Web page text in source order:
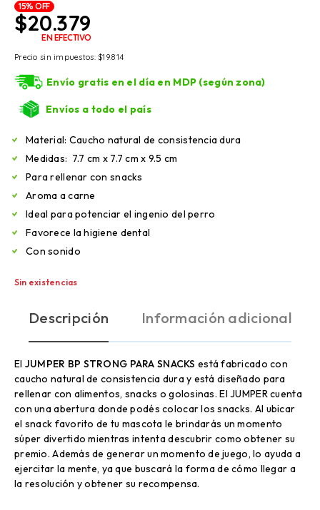
15% OFF
$20.379
EN EFECTIVO
Precio sin impuestos:$19.814
Envío gratis en el día en MDP (según zona)
Envíos a todo el país
Material: Caucho natural de consistencia dura
Medidas: 7.7 cm x 7.7 cm x 9.5 cm
Para rellenar con snacks
Aroma a carne
Ideal para potenciar el ingenio del perro
Favorece la higiene dental
Con sonido
Sin existencias
Descripción Información adicional
El JUMPER BP STRONG PARA SNACKS está fabricado con
caucho natural de consistencia dura y está diseñado para
rellenar con alimentos, snacks o golosinas. El JUMPER cuenta
con una abertura donde podés colocar los snacks. Al ubicar
el snack favorito de tu mascota le brindarás un momento
súper divertido mientras intenta descubrir como obtener su
premio. Además de generar un momento de juego, lo ayuda a
ejercitar la mente, ya que buscará la forma de cómo llegar a
la resolución y obtener su recompensa.